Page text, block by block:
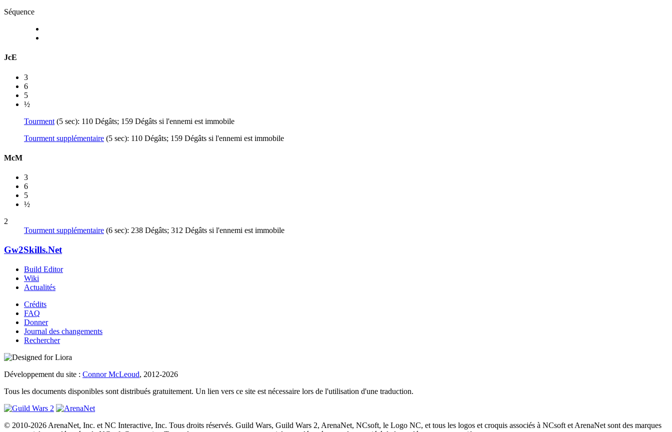
Séquence
JcE
3
6
5
½
Tourment (5 sec): 110 Dégâts; 159 Dégâts si l'ennemi est immobile
Tourment supplémentaire (5 sec): 110 Dégâts; 159 Dégâts si l'ennemi est immobile
McM
3
6
5
½
2
Tourment supplémentaire (6 sec): 238 Dégâts; 312 Dégâts si l'ennemi est immobile
Gw2Skills.Net
Build Editor
Wiki
Actualités
Crédits
FAQ
Donner
Journal des changements
Rechercher
Développement du site : Connor McLeoud, 2012-2026
Tous les documents disponibles sont distribués gratuitement. Un lien vers ce site est nécessaire lors de l'utilisation d'une traduction.
© 2010-2026 ArenaNet, Inc. et NC Interactive, Inc. Tous droits réservés. Guild Wars, Guild Wars 2, ArenaNet, NCsoft, le Logo NC, et tous les logos et croquis associés à NCsoft et ArenaNet sont des marques